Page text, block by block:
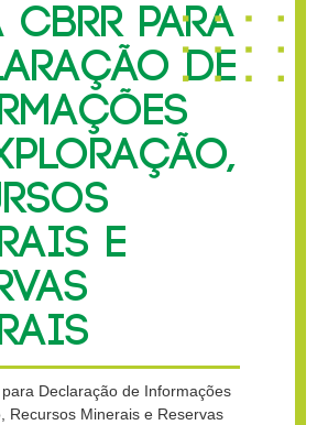
PARA
DE
E
Declaração de Informações
Recursos Minerais e Reservas